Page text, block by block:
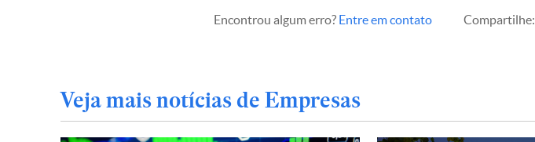
Encontrou algum erro? Entre em contato Compartilhe:
Veja mais notícias de Empresas